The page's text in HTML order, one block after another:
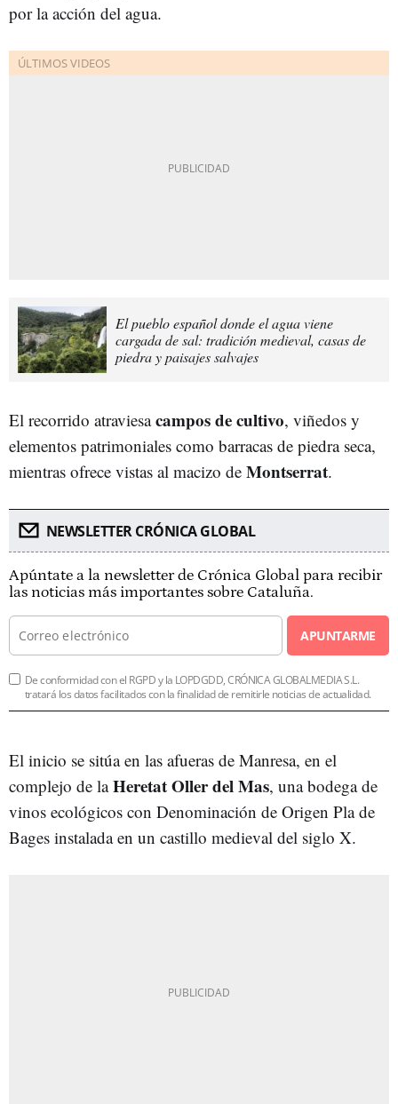
por la acción del agua.
El pueblo español donde el agua viene
cargada de sal: tradición medieval, casas de
piedra y paisajes salvajes
El recorrido atraviesacampos de cultivo, viñedos y
elementos patrimoniales como barracas de piedra seca,
mientras ofrece vistas al macizo de Montserrat.
NEWSLETTER CRÓNICA GLOBAL
Apúntate a la newsletter de Crónica Global para recibir
las noticias más importantes sobre Cataluña.
APUNTARME
De conformidad con el RGPD y la LOPDGDD, CRÓNICA GLOBALMEDIA S.L.
tratará los datos facilitados con la finalidad de remitirle noticias de actualidad.
El inicio se sitúa en las afueras de Manresa, en el
complejo de laHeretat Oller del Mas, una bodega de
vinos ecológicos con Denominación de Origen Pla de
Bages instalada en un castillo medieval del siglo X.